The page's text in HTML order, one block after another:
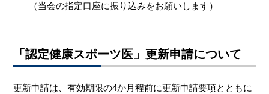
（当会の指定口座に振り込みをお願いします）
「認定健康スポーツ医」更新申請について
更新申請は、有効期限の4か月程前に更新申請要項とともに